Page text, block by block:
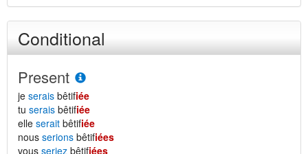
Conditional
Present
je serais bêtifiée
tu serais bêtifiée
elle serait bêtifiée
nous serions bêtifiées
vous seriez bêtifiées